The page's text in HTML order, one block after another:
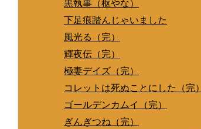
黒執事（枢やな）
下足痕踏んじゃいました
風光る（完）
輝夜伝（完）
極妻デイズ（完）
コレットは死ぬことにした（完）
ゴールデンカムイ（完）
ぎんぎつね（完）